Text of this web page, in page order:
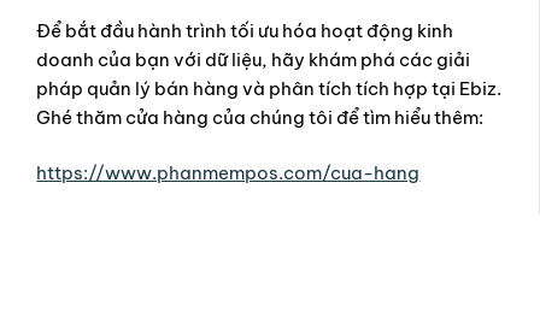
Để bắt đầu hành trình tối ưu hóa hoạt động kinh
doanh của bạn với dữ liệu, hãy khám phá các giải
pháp quản lý bán hàng và phân tích tích hợp tại Ebiz.
Ghé thăm cửa hàng của chúng tôi để tìm hiểu thêm:
https://www.phanmempos.com/cua-hang